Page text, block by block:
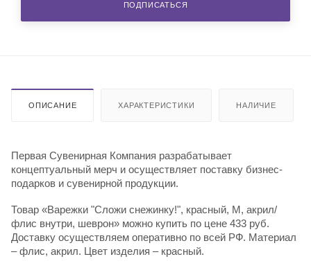
ПОДПИСАТЬСЯ
ОПИСАНИЕ ХАРАКТЕРИСТИКИ НАЛИЧИЕ
Первая Сувенирная Компания разрабатывает
концептуальный мерч и осуществляет поставку бизнес-
подарков и сувенирной продукции.
Товар «Варежки "Сложи снежинку!", красный, М, акрил/
флис внутри, шеврон» можно купить по цене 433 руб.
Доставку осуществляем оперативно по всей РФ. Материал
– флис, акрил. Цвет изделия – красный.